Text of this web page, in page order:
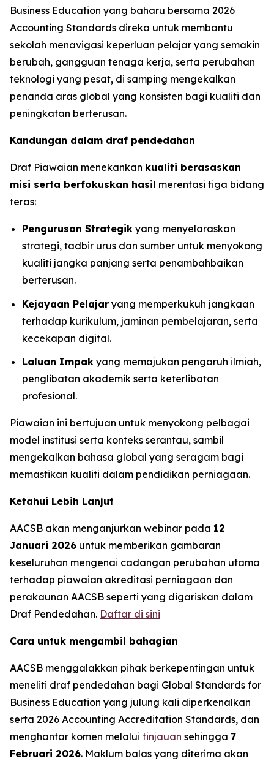
Business Education yang baharu bersama 2026
Accounting Standards direka untuk membantu
sekolah menavigasi keperluan pelajar yang semakin
berubah, gangguan tenaga kerja, serta perubahan
teknologi yang pesat, di samping mengekalkan
penanda aras global yang konsisten bagi kualiti dan
peningkatan berterusan.
Kandungan dalam draf pendedahan
Draf Piawaian menekankan kualiti berasaskan
misi serta berfokuskan hasil merentasi tiga bidang
teras:
Pengurusan Strategik yang menyelaraskan
strategi, tadbir urus dan sumber untuk menyokong
kualiti jangka panjang serta penambahbaikan
berterusan.
Kejayaan Pelajar yang memperkukuh jangkaan
terhadap kurikulum, jaminan pembelajaran, serta
kecekapan digital.
Laluan Impak yang memajukan pengaruh ilmiah,
penglibatan akademik serta keterlibatan
profesional.
Piawaian ini bertujuan untuk menyokong pelbagai
model institusi serta konteks serantau, sambil
mengekalkan bahasa global yang seragam bagi
memastikan kualiti dalam pendidikan perniagaan.
Ketahui Lebih Lanjut
AACSB akan menganjurkan webinar pada 12
Januari 2026 untuk memberikan gambaran
keseluruhan mengenai cadangan perubahan utama
terhadap piawaian akreditasi perniagaan dan
perakaunan AACSB seperti yang digariskan dalam
Draf Pendedahan. Daftar di sini
Cara untuk mengambil bahagian
AACSB menggalakkan pihak berkepentingan untuk
meneliti draf pendedahan bagi Global Standards for
Business Education yang julung kali diperkenalkan
serta 2026 Accounting Accreditation Standards, dan
menghantar komen melalui tinjauan sehingga 7
Februari 2026. Maklum balas yang diterima akan